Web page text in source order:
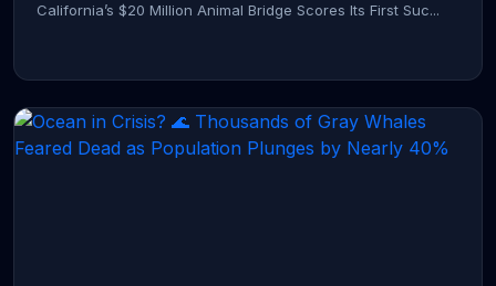
California’s $20 Million Animal Bridge Scores Its First Suc...